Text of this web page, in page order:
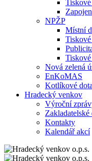
NPŽP
Místní
Nová zelená
EnKoMAS
Kotlíkové
Hradecký venkov
Výroční
Kontakty
Kalendář akcí